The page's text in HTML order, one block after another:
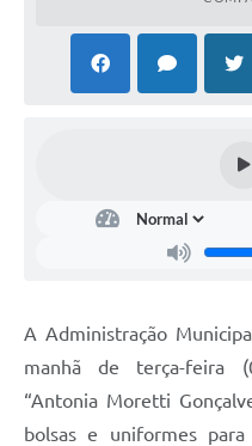
A Administração
manhã de terça-feira
“Antonia Moretti
bolsas e uniformes